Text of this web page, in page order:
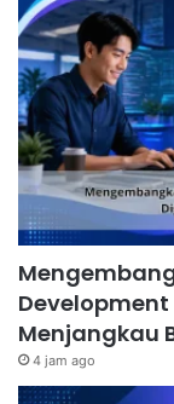
Menjangkau
4 jam ago